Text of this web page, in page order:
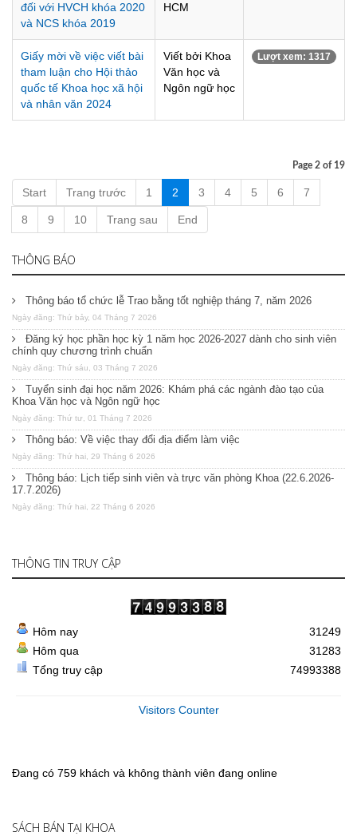
đối với HVCH khóa 2020
và NCS khóa 2019
HCM
Giấy mời về việc viết bài
tham luận cho Hội thảo
quốc tế Khoa học xã hội
và nhân văn 2024
Viết bởi Khoa
Văn học và
Ngôn ngữ học
Lượt xem: 1317
Page 2 of 19
Start Trang trước 1 2 3 4 5 6 7
8 9 10 Trang sau End
THÔNG BÁO
Thông báo tổ chức lễ Trao bằng tốt nghiệp tháng 7, năm 2026
Ngày đăng: Thứ bảy, 04 Tháng 7 2026
Đăng ký học phần học kỳ 1 năm học 2026-2027 dành cho sinh viên
chính quy chương trình chuẩn
Ngày đăng: Thứ sáu, 03 Tháng 7 2026
Tuyển sinh đại học năm 2026: Khám phá các ngành đào tạo của
Khoa Văn học và Ngôn ngữ học
Ngày đăng: Thứ tư, 01 Tháng 7 2026
Thông báo: Về việc thay đổi địa điểm làm việc
Ngày đăng: Thứ hai, 29 Tháng 6 2026
Thông báo: Lịch tiếp sinh viên và trực văn phòng Khoa (22.6.2026-
17.7.2026)
Ngày đăng: Thứ hai, 22 Tháng 6 2026
THÔNG TIN TRUY CẬP
Hôm nay
Hôm qua
Tổng truy cập
31249
31283
74993388
Visitors Counter
Đang có 759 khách và không thành viên đang online
SÁCH BÁN TẠI KHOA